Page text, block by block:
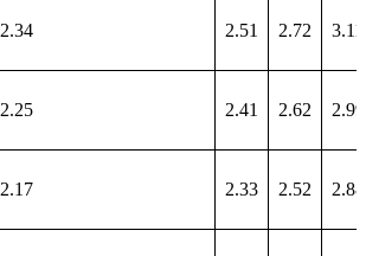
2.34 2.51 2.72 3.11
2.25 2.41 2.62 2.99
2.17 2.33 2.52 2.88